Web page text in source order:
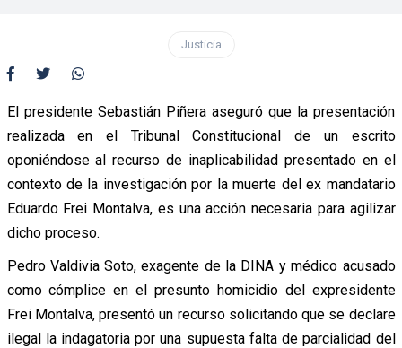
Justicia
El presidente Sebastián Piñera aseguró que la presentación
realizada en el Tribunal Constitucional de un escrito
oponiéndose al recurso de inaplicabilidad presentado en el
contexto de la investigación por la muerte del ex mandatario
Eduardo Frei Montalva, es una acción necesaria para agilizar
dicho proceso.
Pedro Valdivia Soto, exagente de la DINA y médico acusado
como cómplice en el presunto homicidio del expresidente
Frei Montalva, presentó un recurso solicitando que se declare
ilegal la indagatoria por una supuesta falta de parcialidad del